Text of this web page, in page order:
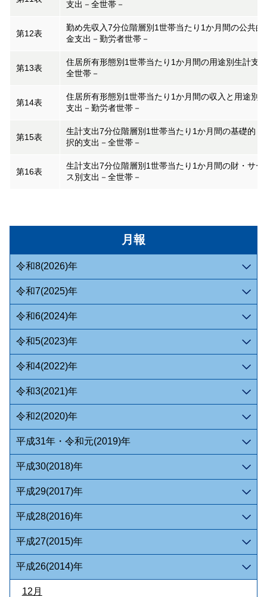
月報
令和8(2026)年
令和7(2025)年
令和6(2024)年
令和5(2023)年
令和4(2022)年
令和3(2021)年
令和2(2020)年
平成31年・令和元(2019)年
平成30(2018)年
平成29(2017)年
平成28(2016)年
平成27(2015)年
平成26(2014)年
12月
支出－全世帯－
第12表
勤め先収入7分位階層別1世帯当たり1か月間の公共的
金支出－勤労者世帯－
第13表
住居所有形態別1世帯当たり1か月間の用途別生計支
全世帯－
第14表
住居所有形態別1世帯当たり1か月間の収入と用途別
支出－勤労者世帯－
第15表
生計支出7分位階層別1世帯当たり1か月間の基礎的・
択的支出－全世帯－
第16表
生計支出7分位階層別1世帯当たり1か月間の財・サー
ス別支出－全世帯－